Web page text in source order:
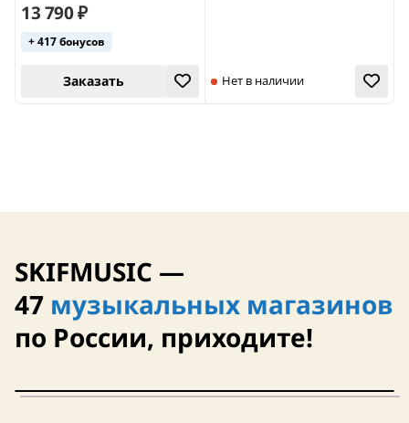
13 790 ₽
+ 417 бонусов
SKIFMUSIC —
47 музыкальных магазинов
по России, приходите!